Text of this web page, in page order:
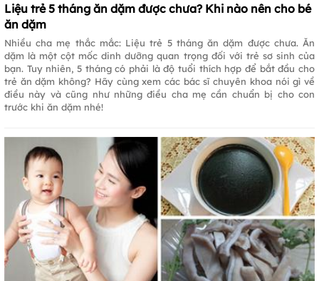
Liệu trẻ 5 tháng ăn dặm được chưa? Khi nào nên cho bé
ăn dặm
Nhiều cha mẹ thắc mắc: Liệu trẻ 5 tháng ăn dặm được chưa. Ăn
dặm là một cột mốc dinh dưỡng quan trọng đối với trẻ sơ sinh của
bạn. Tuy nhiên, 5 tháng có phải là độ tuổi thích hợp để bắt đầu cho
trẻ ăn dặm không? Hãy cùng xem các bác sĩ chuyên khoa nói gì về
điều này và cũng như những điều cha mẹ cần chuẩn bị cho con
trước khi ăn dặm nhé!